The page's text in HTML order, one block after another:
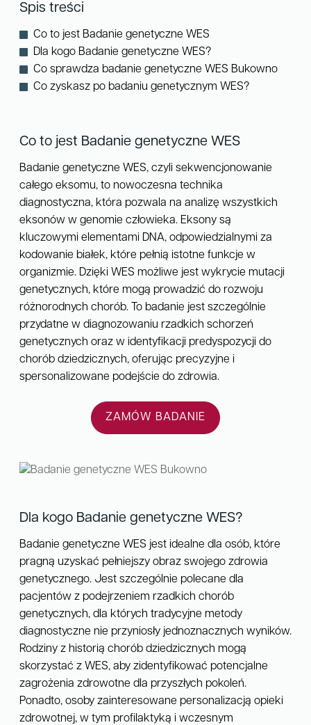
Spis treści
Co to jest Badanie genetyczne WES
Dla kogo Badanie genetyczne WES?
Co sprawdza badanie genetyczne WES Bukowno
Co zyskasz po badaniu genetycznym WES?
Co to jest Badanie genetyczne WES
Badanie genetyczne WES, czyli sekwencjonowanie
całego eksomu, to nowoczesna technika
diagnostyczna, która pozwala na analizę wszystkich
eksonów w genomie człowieka. Eksony są
kluczowymi elementami DNA, odpowiedzialnymi za
kodowanie białek, które pełnią istotne funkcje w
organizmie. Dzięki WES możliwe jest wykrycie mutacji
genetycznych, które mogą prowadzić do rozwoju
różnorodnych chorób. To badanie jest szczególnie
przydatne w diagnozowaniu rzadkich schorzeń
genetycznych oraz w identyfikacji predyspozycji do
chorób dziedzicznych, oferując precyzyjne i
spersonalizowane podejście do zdrowia.
ZAMÓW BADANIE
Dla kogo Badanie genetyczne WES?
Badanie genetyczne WES jest idealne dla osób, które
pragną uzyskać pełniejszy obraz swojego zdrowia
genetycznego. Jest szczególnie polecane dla
pacjentów z podejrzeniem rzadkich chorób
genetycznych, dla których tradycyjne metody
diagnostyczne nie przyniosły jednoznacznych wyników.
Rodziny z historią chorób dziedzicznych mogą
skorzystać z WES, aby zidentyfikować potencjalne
zagrożenia zdrowotne dla przyszłych pokoleń.
Ponadto, osoby zainteresowane personalizacją opieki
zdrowotnej, w tym profilaktyką i wczesnym